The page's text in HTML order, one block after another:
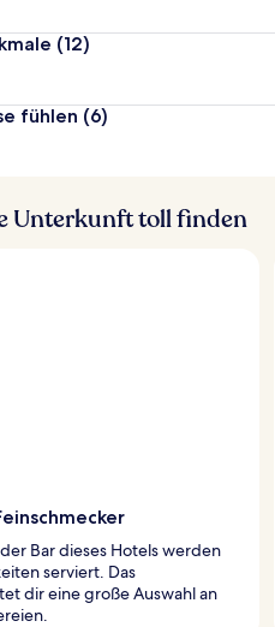
(12)
fühlen (6)
Unterkunft toll finden
Bar dieses Hotels werden
serviert. Das
dir eine große Auswahl an